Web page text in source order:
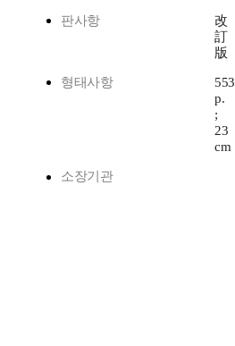
판사항
改
訂
版
형태사항
553
p.
;
23
cm
소장기관